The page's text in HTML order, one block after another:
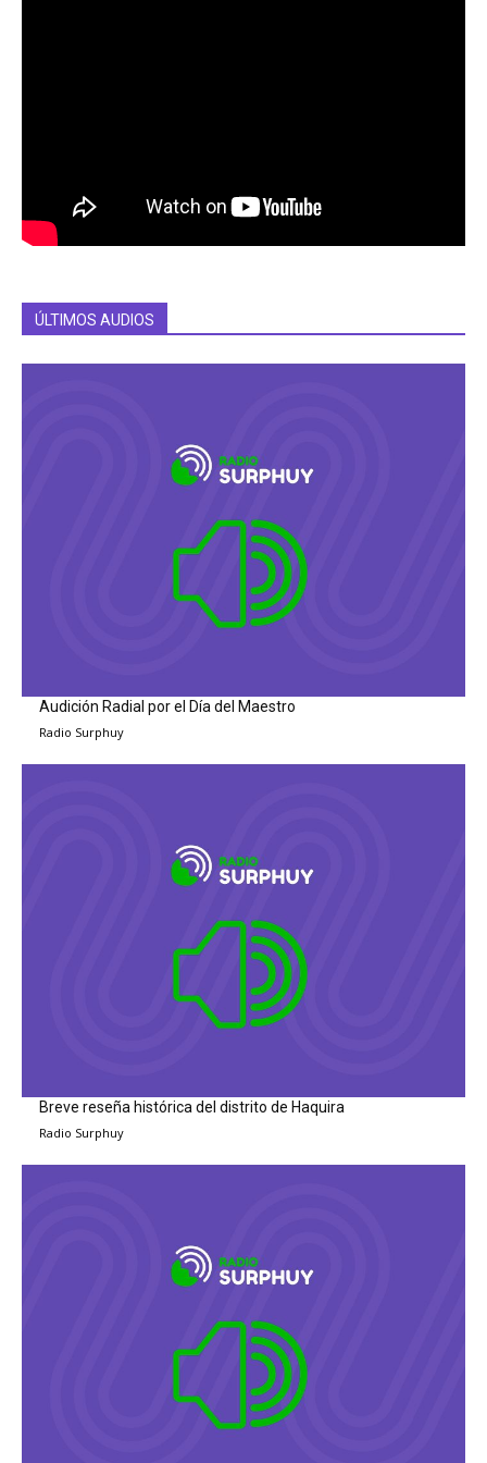
ÚLTIMOS AUDIOS
Audición Radial por el Día del Maestro
Radio Surphuy
Breve reseña histórica del distrito de Haquira
Radio Surphuy